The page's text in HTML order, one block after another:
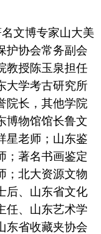
文博专家山大美
护协会常务副会
教授陈玉泉担任
大学考古研究所
院长，其他学院
博物馆馆长鲁文
星老师；山东鉴
；著名书画鉴定
；北大资源文物
后、山东省文化
任、山东艺术学
东省收藏夹协会